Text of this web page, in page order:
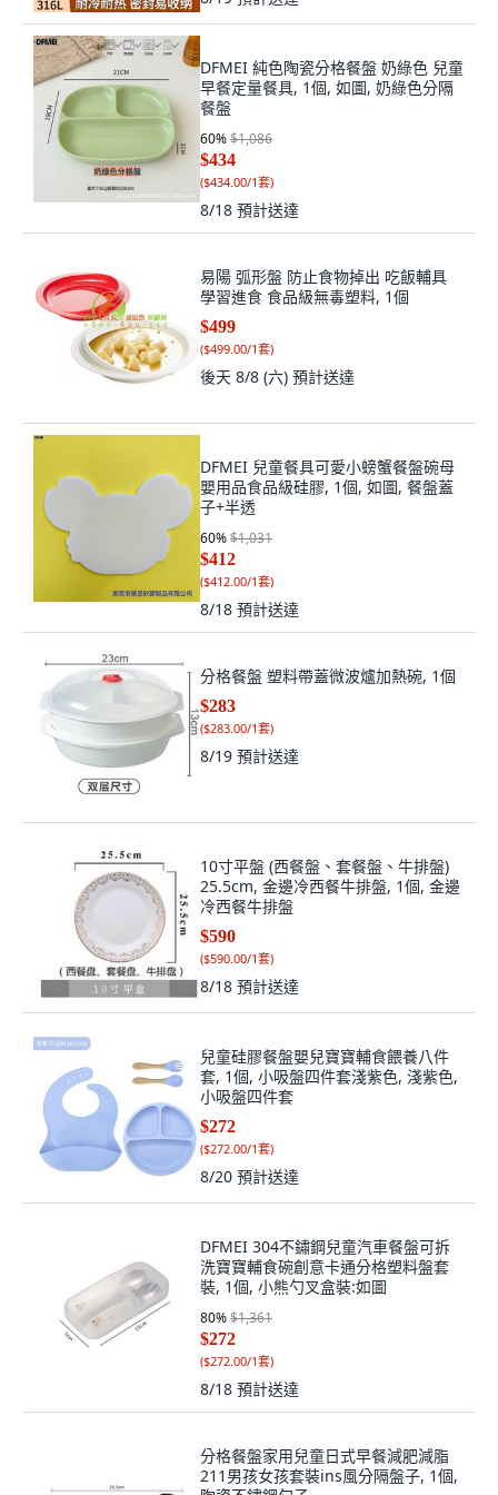
DFMEI 純色陶瓷分格餐盤 奶綠色 兒童
早餐定量餐具, 1個, 如圖, 奶綠色分隔
餐盤
60%$1,086
$434
($434.00/1套)
8/18 預計送達
易陽 弧形盤 防止食物掉出 吃飯輔具
學習進食 食品級無毒塑料, 1個
$499
($499.00/1套)
後天 8/8 (六) 預計送達
DFMEI 兒童餐具可愛小螃蟹餐盤碗母
嬰用品食品級硅膠, 1個, 如圖, 餐盤蓋
子+半透
60%$1,031
$412
($412.00/1套)
8/18 預計送達
分格餐盤 塑料帶蓋微波爐加熱碗, 1個
$283
($283.00/1套)
8/19 預計送達
10寸平盤 (西餐盤、套餐盤、牛排盤)
25.5cm, 金邊冷西餐牛排盤, 1個, 金邊
冷西餐牛排盤
$590
($590.00/1套)
8/18 預計送達
兒童硅膠餐盤嬰兒寶寶輔食餵養八件
套, 1個, 小吸盤四件套淺紫色, 淺紫色,
小吸盤四件套
$272
($272.00/1套)
8/20 預計送達
DFMEI 304不鏽鋼兒童汽車餐盤可拆
洗寶寶輔食碗創意卡通分格塑料盤套
裝, 1個, 小熊勺叉盒裝:如圖
80%$1,361
$272
($272.00/1套)
8/18 預計送達
分格餐盤家用兒童日式早餐減肥減脂
211男孩女孩套裝ins風分隔盤子, 1個,